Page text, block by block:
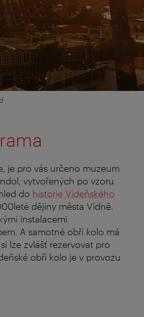
je pro vás určeno muzeum
vytvořených po vzoru
do historie Vídeňského
dějiny města Vídně.
instalacemi
A samotné obří kolo má
lze zvlášť rezervovat pro
obří kolo je v provozu